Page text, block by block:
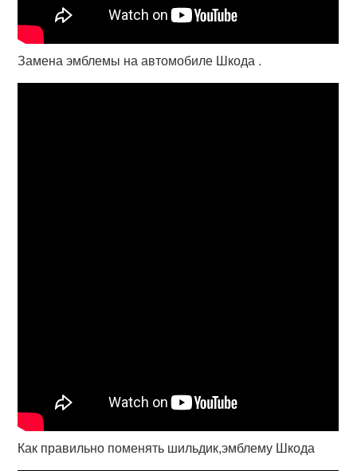
Замена эмблемы на автомобиле Шкода .
Как правильно поменять шильдик,эмблему Шкода